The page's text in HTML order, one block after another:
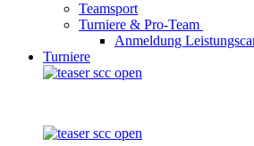
Teamsport
Turniere & Pro-Team
Anmeldung
Turniere